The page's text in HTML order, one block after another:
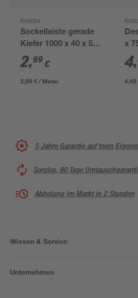
Kosche
Sockelleiste gerade
Kiefer 1000 x 40 x 5
mm
2,99 €
2,99 € / Meter
x
4,
5 Jahre Garantie auf toom
Sorglos, 90 Tage
Abholung im Markt in 2 Stunden
Wissen & Service
Unternehmen